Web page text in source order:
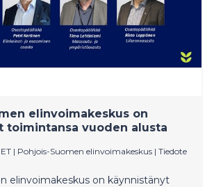
elinvoimakeskus on
toimintansa vuoden alusta
| Pohjois-Suomen elinvoimakeskus | Tiedote
elinvoimakeskus on käynnistänyt